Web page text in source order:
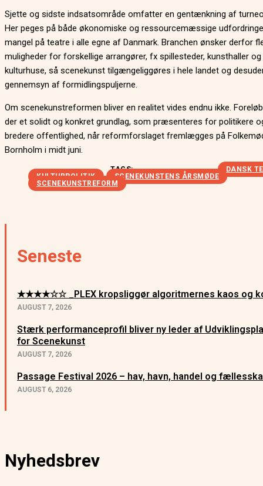
Sjette og sidste indsatsområde omfatter en gentænkning af
Her peges på både økonomiske og ressourcemæssige
mangel på teatre i alle egne af Danmark. Branchen ønsker derfor
muligheder for forskellige arrangører, fx spillesteder, kunsthaller og
kulturhuse, så scenekunst tilgængeliggøres i hele landet og
gennemsyn af formidlingspuljerne.
Om scenekunstreformen bliver en realitet vides endnu ikke.
der et solidt og konkret grundlag, som præsenteres for politikere
bredere offentlighed, når reformforslaget fremlægges på
Bornholm i midt juni.
TAGS:
DANSK
KULTURPOLITIK
SCENEKUNSTENS ÅRSMØDE
SCENEKUNSTREFORM
Seneste
★★★★☆☆ _PLEX kropsliggør algoritmernes kaos og
AUGUST 7, 2026
Stærk performanceprofil bliver ny leder af
for Scenekunst
AUGUST 7, 2026
Passage Festival 2026 – hav, havn, handel og
AUGUST 6, 2026
Nyhedsbrev